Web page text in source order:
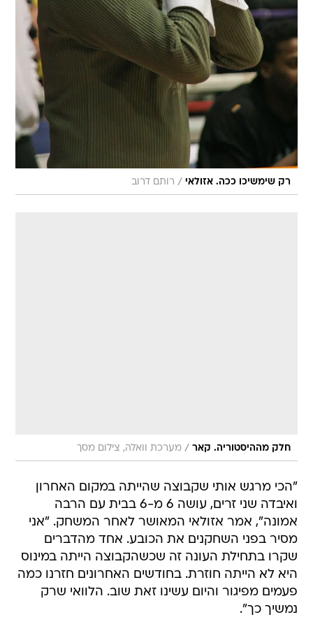
רק שימשיכו ככה. אזולאי / רותם דרוב
חלק מההיסטוריה. קאר / מערכת וואלה, צילום מסך
"הכי מרגש אותי שקבוצה שהייתה במקום האחרון
ואיבדה שני זרים, עושה 6 מ-6 בבית עם הרבה
אמונה", אמר אזולאי המאושר לאחר המשחק. "אני
מסיר בפני השחקנים את הכובע. אחד מהדברים
שקרו בתחילת העונה זה שכשהקבוצה הייתה במינוס
היא לא הייתה חוזרת. בחודשים האחרונים חזרנו כמה
פעמים מפיגור והיום עשינו זאת שוב. הלוואי שרק
נמשיך כך".